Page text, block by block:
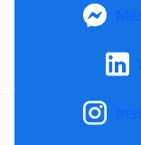
Notre Charte
Contactez-nous